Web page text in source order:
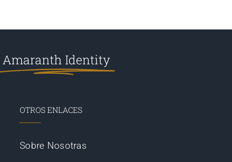
Amaranth Identity
OTROS ENLACES
Sobre Nosotras